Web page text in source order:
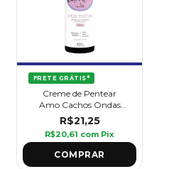
FRETE GRÁTIS*
Creme de Pentear
Amo Cachos Ondas
Incríveis 420 ml - Griffus
R$21,25
R$20,61 com Pix